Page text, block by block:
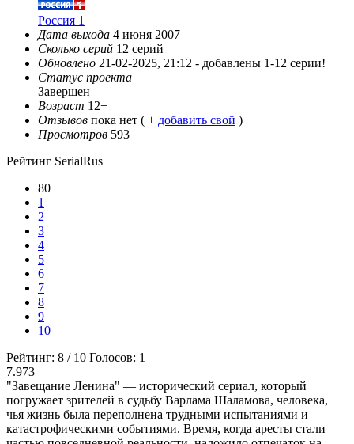
Россия 1
Дата выхода 4 июня 2007
Сколько серий 12 серий
Обновлено 21-02-2025, 21:12 - добавлены 1-12 серии!
Статус проекта
Завершен
Возраст 12+
Отзывов пока нет ( + добавить свой )
Просмотров 593
Рейтинг SerialRus
80
1
2
3
4
5
6
7
8
9
10
Рейтинг: 8 / 10 Голосов: 1
7.973
"Завещание Ленина" — исторический сериал, который
погружает зрителей в судьбу Варлама Шаламова, человека,
чья жизнь была переполнена трудными испытаниями и
катастрофическими событиями. Время, когда аресты стали